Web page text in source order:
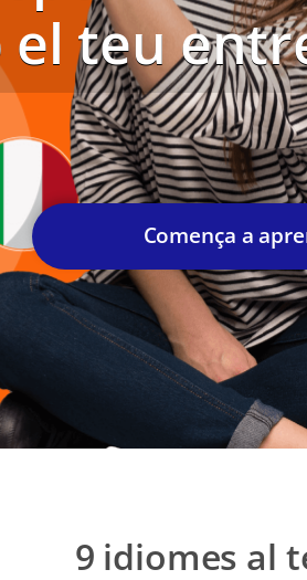
el teu
Comença a
9 idiomes al